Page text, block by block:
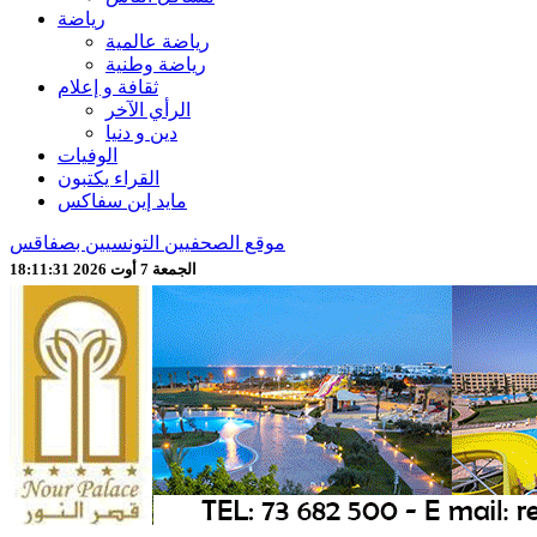
رياضة
رياضة عالمية
رياضة وطنية
ثقافة و إعلام
الرأي الآخر
دين و دنيا
الوفيات
القراء يكتبون
مايد إين سفاكس
موقع الصحفيين التونسيين بصفاقس
الجمعة 7 أوت 2026 18:11:33